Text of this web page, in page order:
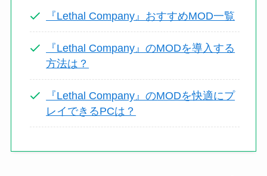
『Lethal Company』おすすめMOD一覧
『Lethal Company』のMODを導入する
方法は？
『Lethal Company』のMODを快適にプ
レイできるPCは？